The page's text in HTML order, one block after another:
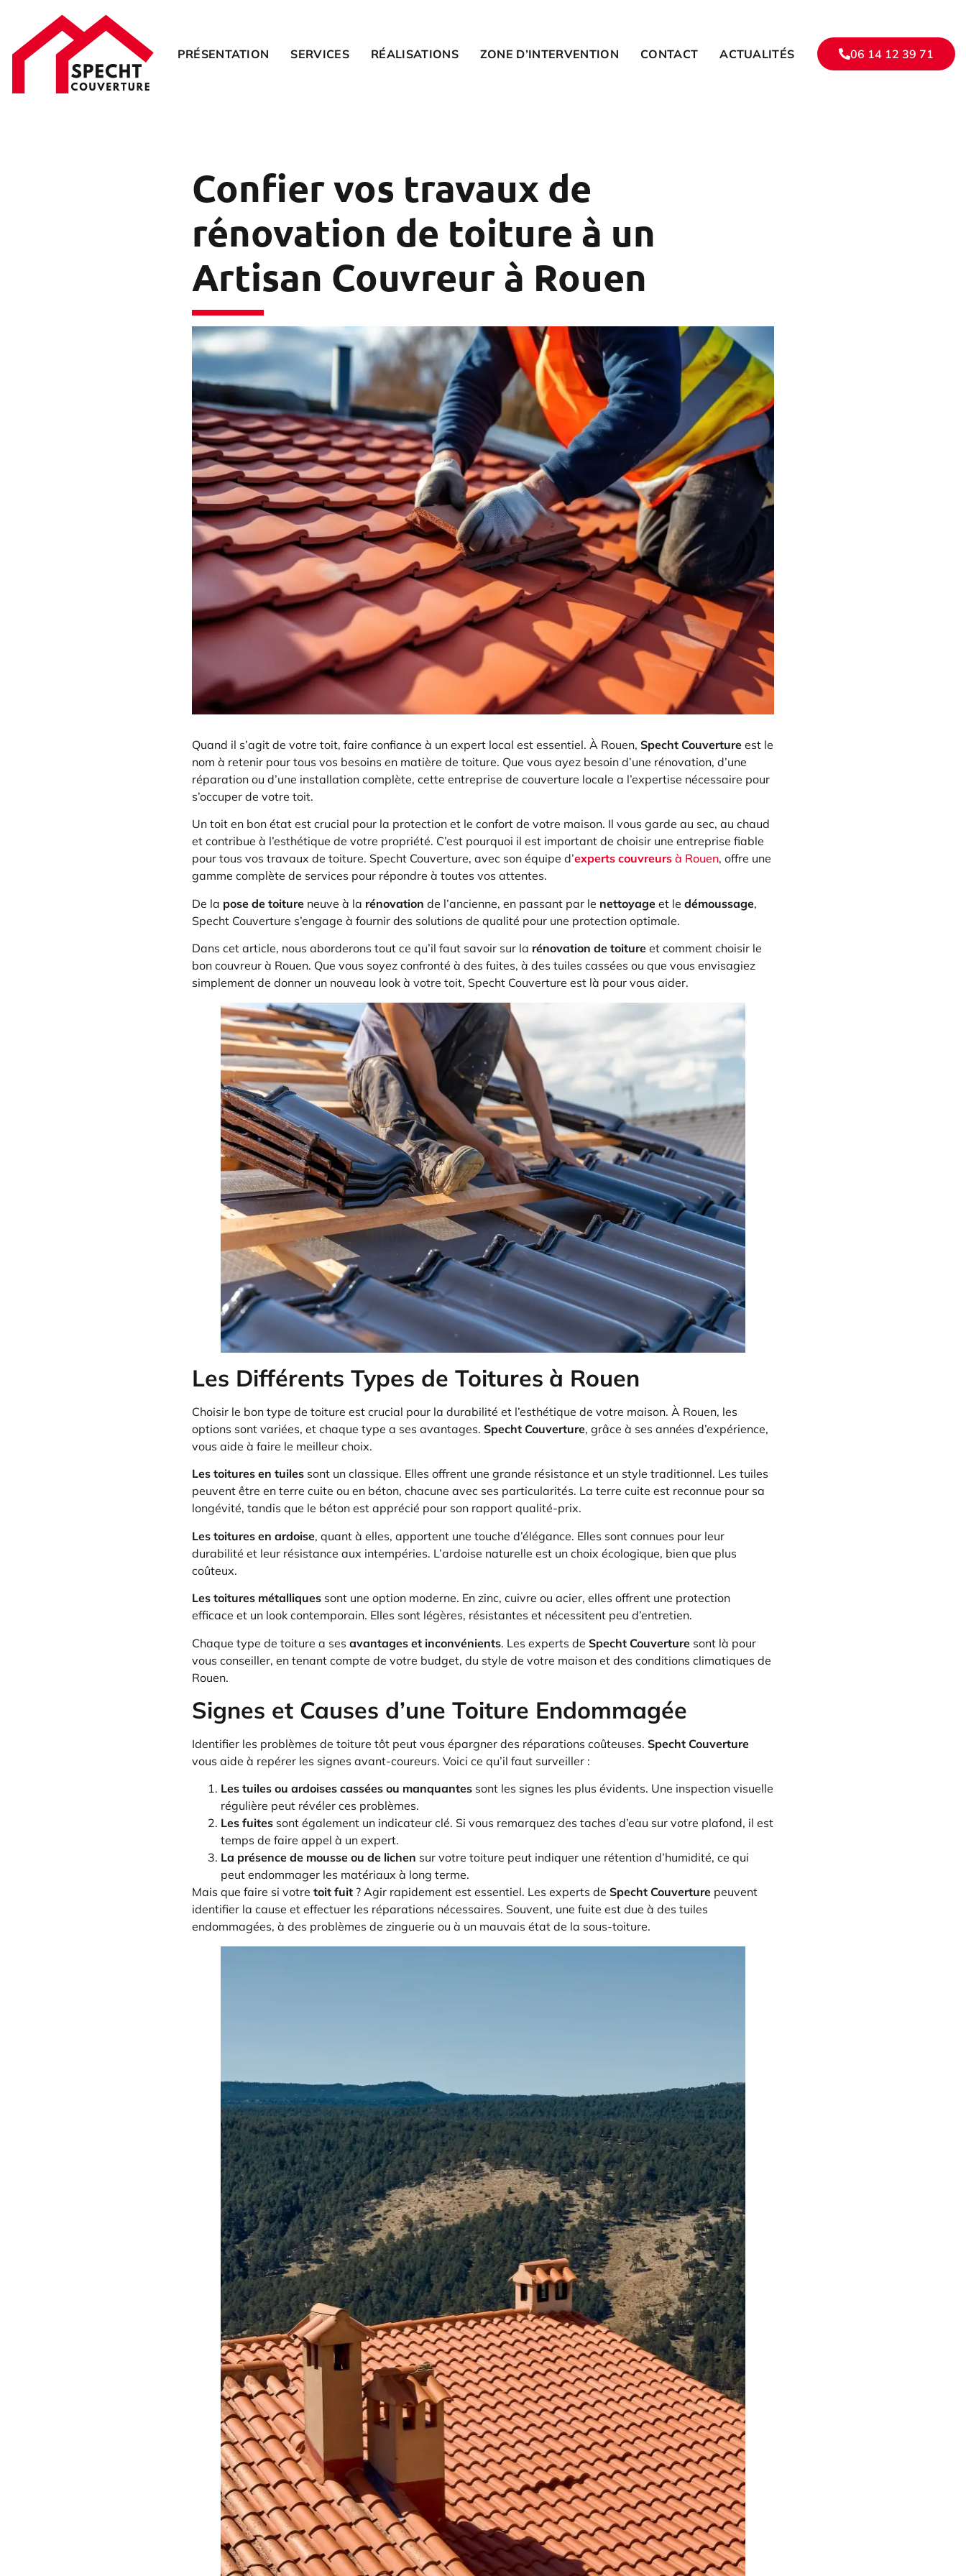
PRÉSENTATION SERVICES RÉALISATIONS ZONE D’INTERVENTION CONTACT ACTUALITÉS 06 14 12 39 71
Confier vos travaux de
rénovation de toiture à un
Artisan Couvreur à Rouen
Quand il s’agit de votre toit, faire confiance à un expert local est essentiel. À Rouen, Specht Couverture est le
nom à retenir pour tous vos besoins en matière de toiture. Que vous ayez besoin d’une rénovation, d’une
réparation ou d’une installation complète, cette entreprise de couverture locale a l’expertise nécessaire pour
s’occuper de votre toit.
Un toit en bon état est crucial pour la protection et le confort de votre maison. Il vous garde au sec, au chaud
et contribue à l’esthétique de votre propriété. C’est pourquoi il est important de choisir une entreprise fiable
pour tous vos travaux de toiture. Specht Couverture, avec son équipe d’experts couvreurs à Rouen, offre une
gamme complète de services pour répondre à toutes vos attentes.
De la pose de toiture neuve à la rénovation de l’ancienne, en passant par le nettoyage et le démoussage,
Specht Couverture s’engage à fournir des solutions de qualité pour une protection optimale.
Dans cet article, nous aborderons tout ce qu’il faut savoir sur la rénovation de toiture et comment choisir le
bon couvreur à Rouen. Que vous soyez confronté à des fuites, à des tuiles cassées ou que vous envisagiez
simplement de donner un nouveau look à votre toit, Specht Couverture est là pour vous aider.
Les Différents Types de Toitures à Rouen
Choisir le bon type de toiture est crucial pour la durabilité et l’esthétique de votre maison. À Rouen, les
options sont variées, et chaque type a ses avantages. Specht Couverture, grâce à ses années d’expérience,
vous aide à faire le meilleur choix.
Les toitures en tuiles sont un classique. Elles offrent une grande résistance et un style traditionnel. Les tuiles
peuvent être en terre cuite ou en béton, chacune avec ses particularités. La terre cuite est reconnue pour sa
longévité, tandis que le béton est apprécié pour son rapport qualité-prix.
Les toitures en ardoise, quant à elles, apportent une touche d’élégance. Elles sont connues pour leur
durabilité et leur résistance aux intempéries. L’ardoise naturelle est un choix écologique, bien que plus
coûteux.
Les toitures métalliques sont une option moderne. En zinc, cuivre ou acier, elles offrent une protection
efficace et un look contemporain. Elles sont légères, résistantes et nécessitent peu d’entretien.
Chaque type de toiture a ses avantages et inconvénients. Les experts de Specht Couverture sont là pour
vous conseiller, en tenant compte de votre budget, du style de votre maison et des conditions climatiques de
Rouen.
Signes et Causes d’une Toiture Endommagée
Identifier les problèmes de toiture tôt peut vous épargner des réparations coûteuses. Specht Couverture
vous aide à repérer les signes avant-coureurs. Voici ce qu’il faut surveiller :
Les tuiles ou ardoises cassées ou manquantes sont les signes les plus évidents. Une inspection visuelle
régulière peut révéler ces problèmes.
Les fuites sont également un indicateur clé. Si vous remarquez des taches d’eau sur votre plafond, il est
temps de faire appel à un expert.
La présence de mousse ou de lichen sur votre toiture peut indiquer une rétention d’humidité, ce qui
peut endommager les matériaux à long terme.
Mais que faire si votre toit fuit ? Agir rapidement est essentiel. Les experts de Specht Couverture peuvent
identifier la cause et effectuer les réparations nécessaires. Souvent, une fuite est due à des tuiles
endommagées, à des problèmes de zinguerie ou à un mauvais état de la sous-toiture.